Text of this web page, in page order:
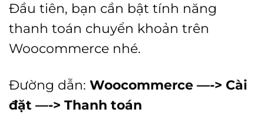
Đầu tiên, bạn cần bật tính năng
thanh toán chuyển khoản trên
Woocommerce nhé.
Đường dẫn: Woocommerce —-> Cài
đặt —-> Thanh toán